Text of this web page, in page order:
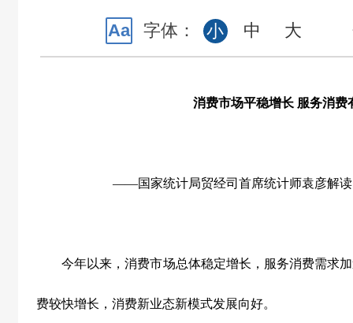
Aa 字体： 小 中 大
消费市场平稳增长 服务消费
——国家统计局贸经司首席统计师袁彦解读
今年以来，消费市场总体稳定增长，服务消费需求加
费较快增长，消费新业态新模式发展向好。